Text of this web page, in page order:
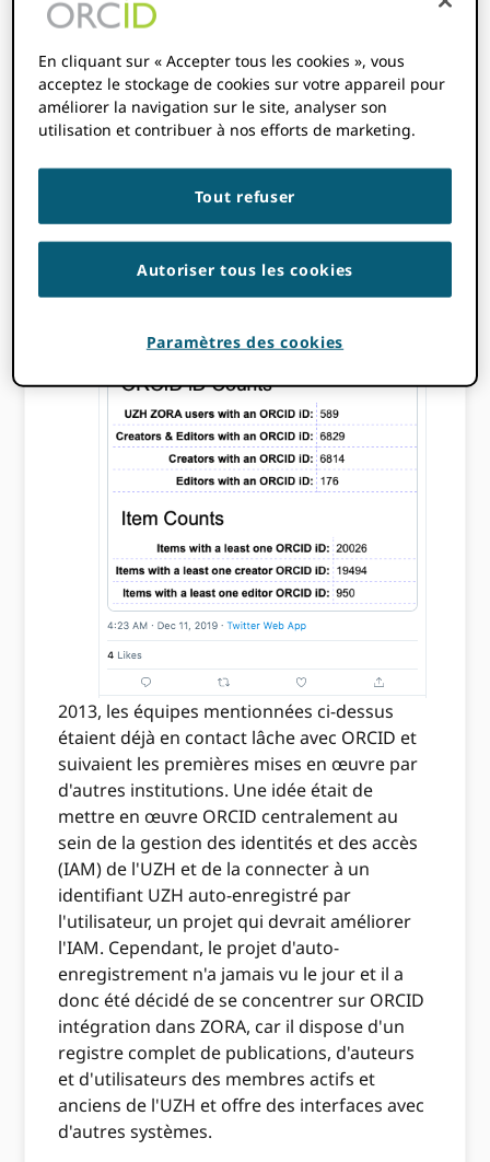
l'Université de Zurich ne rejoigne ORCID,
quelles ont été les principales raisons pour
lesquelles vous êtes devenu membre ?
A.
2013, les équipes mentionnées ci-dessus
étaient déjà en contact lâche avec ORCID et
suivaient les premières mises en œuvre par
d'autres institutions. Une idée était de
mettre en œuvre ORCID centralement au
sein de la gestion des identités et des accès
(IAM) de l'UZH et de la connecter à un
identifiant UZH auto-enregistré par
l'utilisateur, un projet qui devrait améliorer
l'IAM. Cependant, le projet d'auto-
enregistrement n'a jamais vu le jour et il a
donc été décidé de se concentrer sur ORCID
intégration dans ZORA, car il dispose d'un
registre complet de publications, d'auteurs
et d'utilisateurs des membres actifs et
anciens de l'UZH et offre des interfaces avec
d'autres systèmes.
En cliquant sur « Accepter tous les cookies », vous
acceptez le stockage de cookies sur votre appareil pour
améliorer la navigation sur le site, analyser son
utilisation et contribuer à nos efforts de marketing.
Tout refuser
Autoriser tous les cookies
Paramètres des cookies